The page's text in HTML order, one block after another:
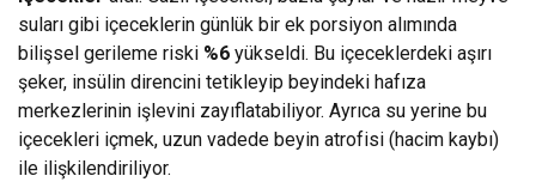
suları gibi içeceklerin günlük bir ek porsiyon alımında
bilişsel gerileme riski %6 yükseldi. Bu içeceklerdeki aşırı
şeker, insülin direncini tetikleyip beyindeki hafıza
merkezlerinin işlevini zayıflatabiliyor. Ayrıca su yerine bu
içecekleri içmek, uzun vadede beyin atrofisi (hacim kaybı)
ile ilişkilendiriliyor.